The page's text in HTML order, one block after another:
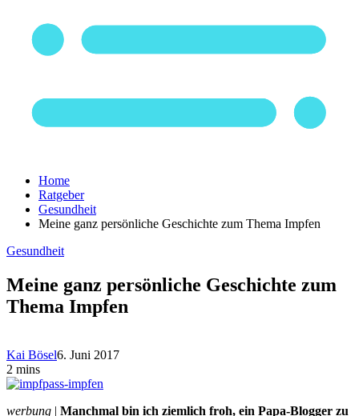
Home
Ratgeber
Gesundheit
Meine ganz persönliche Geschichte zum Thema Impfen
Gesundheit
Meine ganz persönliche Geschichte zum
Thema Impfen
Kai Bösel6. Juni 2017
2 mins
werbung | Manchmal bin ich ziemlich froh, ein Papa-Blogger zu